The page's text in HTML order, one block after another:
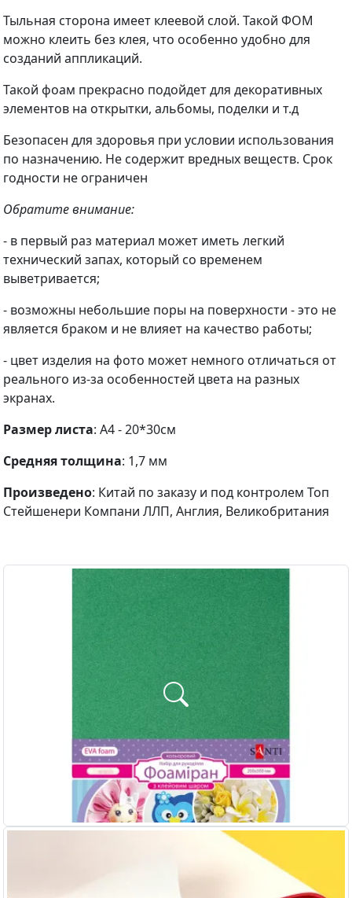
Тыльная сторона имеет клеевой слой. Такой ФОМ
можно клеить без клея, что особенно удобно для
созданий аппликаций.
Такой фоам прекрасно подойдет для декоративных
элементов на открытки, альбомы, поделки и т.д
Безопасен для здоровья при условии использования
по назначению. Не содержит вредных веществ. Срок
годности не ограничен
Обратите внимание:
- в первый раз материал может иметь легкий
технический запах, который со временем
выветривается;
- возможны небольшие поры на поверхности - это не
является браком и не влияет на качество работы;
- цвет изделия на фото может немного отличаться от
реального из-за особенностей цвета на разных
экранах.
Размер листа: А4 - 20*30см
Средняя толщина: 1,7 мм
Произведено: Китай по заказу и под контролем Топ
Стейшенери Компани ЛЛП, Англия, Великобритания